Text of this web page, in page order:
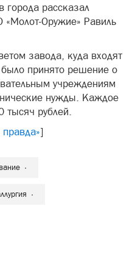
города рассказал
«Молот-Оружие» Равиль
завода, куда входят
принято решение о
учреждениям
нужды. Каждое
тысяч рублей.
]